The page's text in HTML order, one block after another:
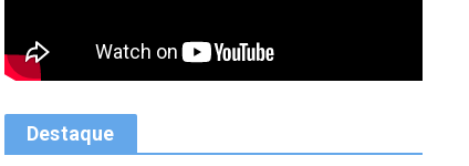
Destaque